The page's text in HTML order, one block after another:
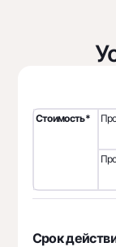
Стоимость*
Срок